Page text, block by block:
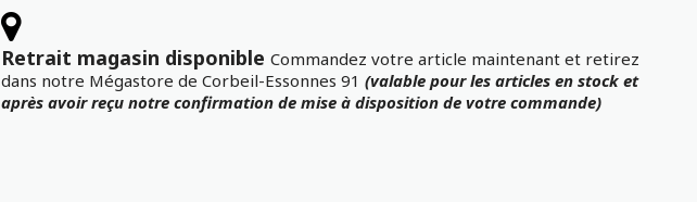
Retrait magasin disponible Commandez votre article maintenant et retirez
dans notre Mégastore de Corbeil-Essonnes 91 (valable pour les articles en stock et
après avoir reçu notre confirmation de mise à disposition de votre commande)